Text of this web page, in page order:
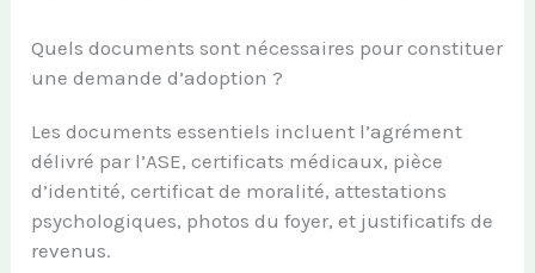
Quels documents sont nécessaires pour constituer
une demande d’adoption ?
Les documents essentiels incluent l’agrément
délivré par l’ASE, certificats médicaux, pièce
d’identité, certificat de moralité, attestations
psychologiques, photos du foyer, et justificatifs de
revenus.